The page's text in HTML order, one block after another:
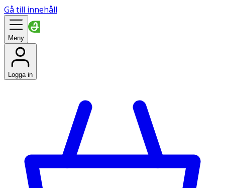
Gå till innehåll
Meny
Logga in